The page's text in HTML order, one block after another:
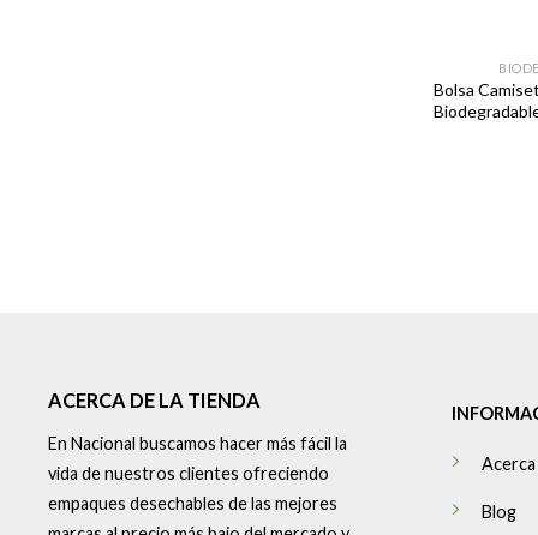
Bolsa
ACERCA DE LA TIENDA
En Nacional buscamos hacer más fácil la
vida de nuestros clientes ofreciendo
empaques desechables de las mejores
Blog